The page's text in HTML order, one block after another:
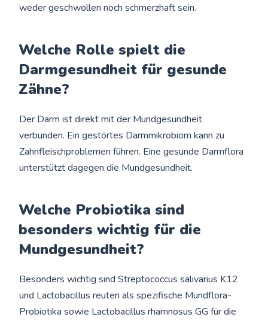
weder geschwollen noch schmerzhaft sein.
Welche Rolle spielt die
Darmgesundheit für gesunde
Zähne?
Der Darm ist direkt mit der Mundgesundheit
verbunden. Ein gestörtes Darmmikrobiom kann zu
Zahnfleischproblemen führen. Eine gesunde Darmflora
unterstützt dagegen die Mundgesundheit.
Welche Probiotika sind
besonders wichtig für die
Mundgesundheit?
Besonders wichtig sind Streptococcus salivarius K12
und Lactobacillus reuteri als spezifische Mundflora-
Probiotika sowie Lactobacillus rhamnosus GG für die